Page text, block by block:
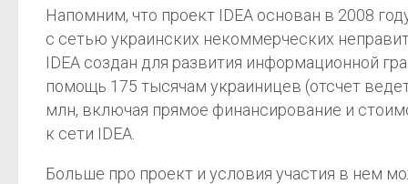
Напомним, что проект IDEA основан в 2008
с сетью украинских некоммерческих
IDEA создан для развития информационной
помощь 175 тысячам украиницев (отсчет
млн, включая прямое финансирование и
к сети IDEA.
Больше про проект и условия участия в нем